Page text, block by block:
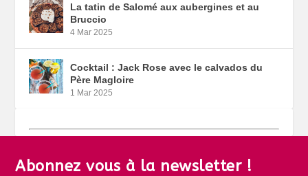
La tatin de Salomé aux aubergines et au
Bruccio
4 Mar 2025
Cocktail : Jack Rose avec le calvados du
Père Magloire
1 Mar 2025
Abonnez vous à la newsletter !